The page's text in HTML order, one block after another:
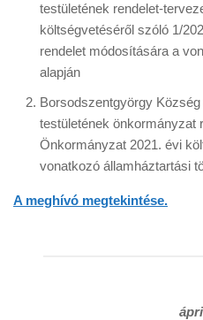
testületének rendelet-
költségvetéséről szóló 1/
rendelet módosítására a
alapján
Borsodszentgyörgy
testületének önkormányzat
Önkormányzat 2021. évi
vonatkozó államháztartási
A meghívó megtekintése.